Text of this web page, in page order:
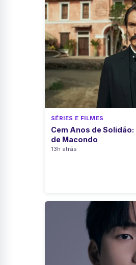
SÉRIES E FILMES
Cem Anos de
de Macondo
13h atrás